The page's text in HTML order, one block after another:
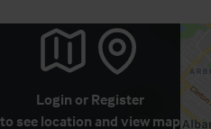
Login or Register
to see location and view map